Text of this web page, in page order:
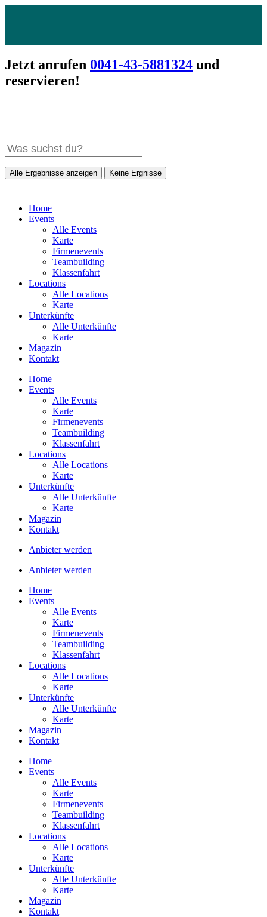
Jetzt anrufen 0041-43-5881324 und
reservieren!
Alle Ergebnisse anzeigen Keine Ergnisse
Home
Events
Alle Events
Karte
Firmenevents
Teambuilding
Klassenfahrt
Locations
Alle Locations
Karte
Unterkünfte
Alle Unterkünfte
Karte
Magazin
Kontakt
Home
Events
Alle Events
Karte
Firmenevents
Teambuilding
Klassenfahrt
Locations
Alle Locations
Karte
Unterkünfte
Alle Unterkünfte
Karte
Magazin
Kontakt
Anbieter werden
Anbieter werden
Home
Events
Alle Events
Karte
Firmenevents
Teambuilding
Klassenfahrt
Locations
Alle Locations
Karte
Unterkünfte
Alle Unterkünfte
Karte
Magazin
Kontakt
Home
Events
Alle Events
Karte
Firmenevents
Teambuilding
Klassenfahrt
Locations
Alle Locations
Karte
Unterkünfte
Alle Unterkünfte
Karte
Magazin
Kontakt